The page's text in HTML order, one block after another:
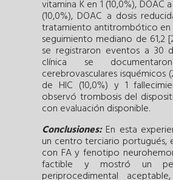
vitamina K en 1 (10,0%), DOAC
(10,0%), DOAC a dosis
tratamiento antitrombótico en
seguimiento mediano de 61,2
se registraron eventos a 30
clínica se
cerebrovasculares isquémicos
de HIC (10,0%) y 1
observó trombosis del
con evaluación disponible.
Conclusiones:En esta
un centro terciario portugués,
con FA y fenotipo
factible y mostró un
periprocedimental